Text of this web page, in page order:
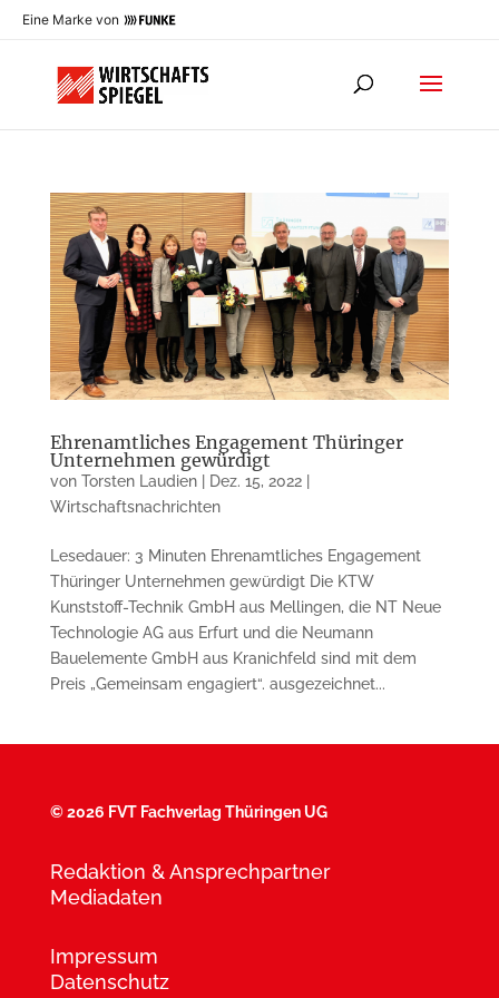
Eine Marke von
Ehrenamtliches Engagement Thüringer
Unternehmen gewürdigt
von Torsten Laudien| Dez. 15, 2022|
Wirtschaftsnachrichten
Lesedauer: 3 Minuten Ehrenamtliches Engagement
Thüringer Unternehmen gewürdigt Die KTW
Kunststoff-Technik GmbH aus Mellingen, die NT Neue
Technologie AG aus Erfurt und die Neumann
Bauelemente GmbH aus Kranichfeld sind mit dem
Preis „Gemeinsam engagiert“. ausgezeichnet...
©2026 FVT Fachverlag Thüringen UG
Redaktion & Ansprechpartner
Mediadaten
Impressum
Datenschutz